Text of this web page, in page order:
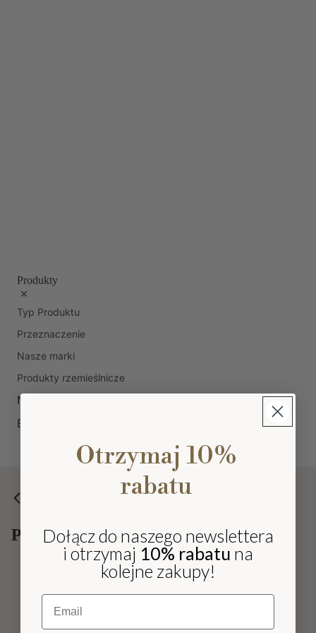
Produkty
Typ Produktu
Przeznaczenie
Nasze marki
Produkty rzemieślnicze
Nowości
Bestsellery
Szklanki
PRIMA LUMI
Otrzymaj 10%
rabatu
Dołącz do naszego newslettera
i otrzymaj 10% rabatu na
kolejne zakupy!
Email